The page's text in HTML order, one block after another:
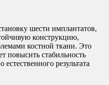
шести имплантатов,
конструкцию,
костной ткани. Это
повысить стабильность
результата